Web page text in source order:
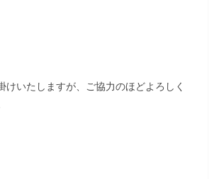
けいたしますが、ご協力のほどよろしく